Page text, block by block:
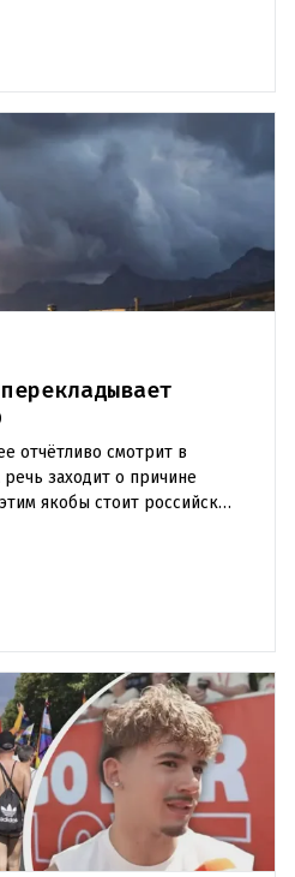
и задер
отчётливо смотрит в
заходит о причине
якобы стоит российская